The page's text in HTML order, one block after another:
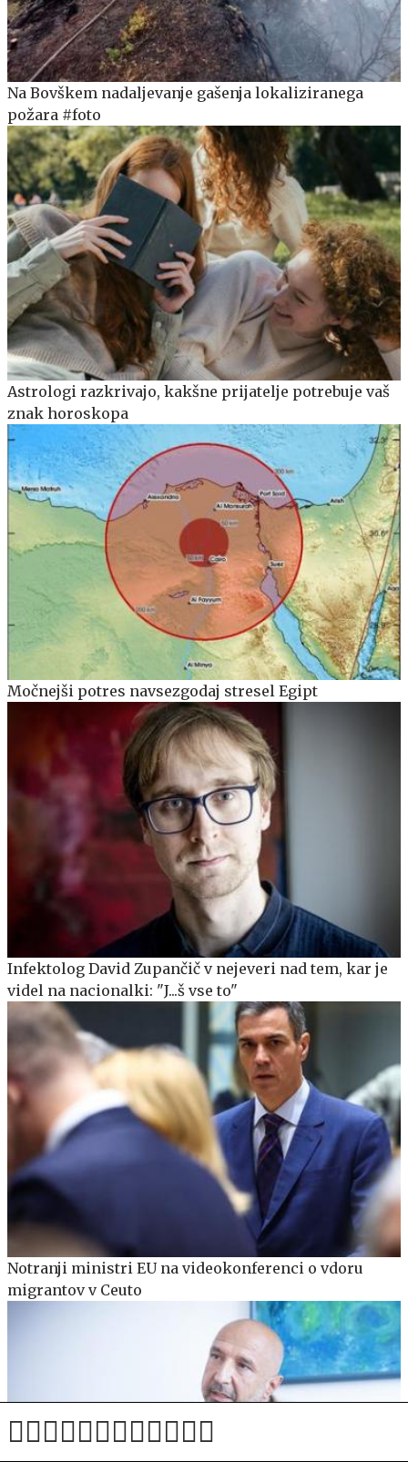
Na Bovškem nadaljevanje gašenja lokaliziranega
požara #foto
Astrologi razkrivajo, kakšne prijatelje potrebuje vaš
znak horoskopa
Močnejši potres navsezgodaj stresel Egipt
Infektolog David Zupančič v nejeveri nad tem, kar je
videl na nacionalki: "J...š vse to"
Notranji ministri EU na videokonferenci o vdoru
migrantov v Ceuto